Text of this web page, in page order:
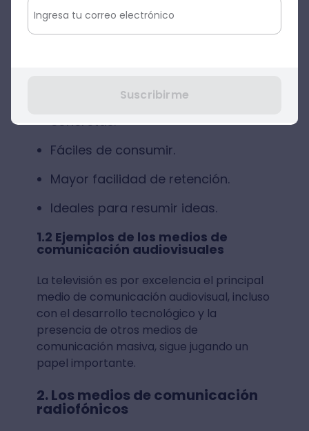
transmitir información a través de video y
audio.
concretas.
Fáciles de consumir.
Mayor facilidad de retención.
Ideales para resumir ideas.
1.2 Ejemplos de los medios de
comunicación audiovisuales
La televisión es por excelencia el principal
medio de comunicación audiovisual, incluso
con el desarrollo tecnológico y la
presencia de otros medios de
comunicación masiva, sigue jugando un
papel importante.
2. Los medios de comunicación
radiofónicos
Suscribirme